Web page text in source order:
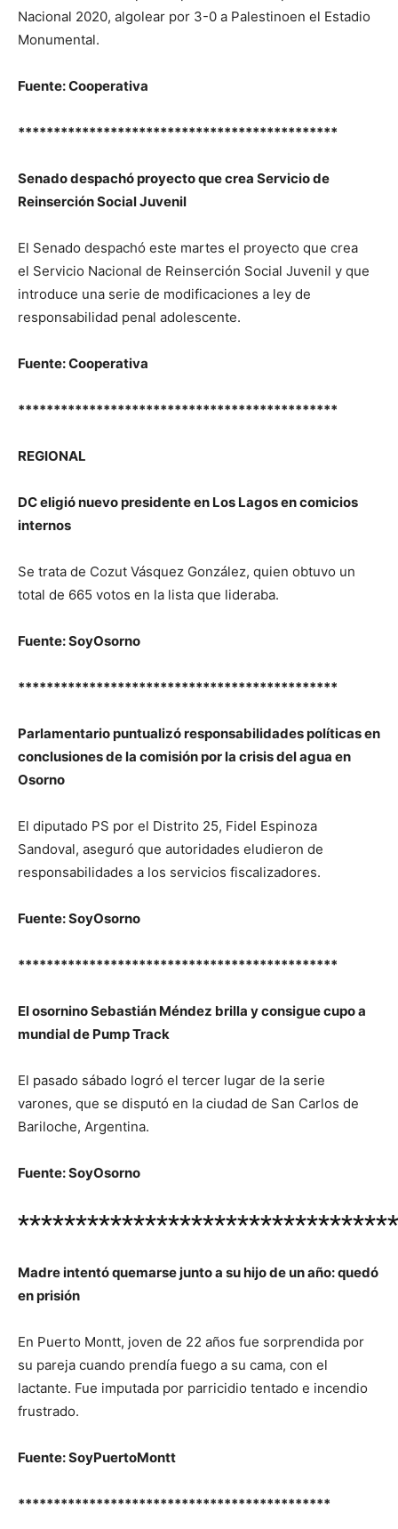
Nacional 2020, algolear por 3-0 a Palestinoen el Estadio
Monumental.
Fuente: Cooperativa
*********************************************
Senado despachó proyecto que crea Servicio de
Reinserción Social Juvenil
El Senado despachó este martes el proyecto que crea
el Servicio Nacional de Reinserción Social Juvenil y que
introduce una serie de modificaciones a ley de
responsabilidad penal adolescente.
Fuente: Cooperativa
*********************************************
REGIONAL
DC eligió nuevo presidente en Los Lagos en comicios
internos
Se trata de Cozut Vásquez González, quien obtuvo un
total de 665 votos en la lista que lideraba.
Fuente: SoyOsorno
*********************************************
Parlamentario puntualizó responsabilidades políticas en
conclusiones de la comisión por la crisis del agua en
Osorno
El diputado PS por el Distrito 25, Fidel Espinoza
Sandoval, aseguró que autoridades eludieron de
responsabilidades a los servicios fiscalizadores.
Fuente: SoyOsorno
*********************************************
El osornino Sebastián Méndez brilla y consigue cupo a
mundial de Pump Track
El pasado sábado logró el tercer lugar de la serie
varones, que se disputó en la ciudad de San Carlos de
Bariloche, Argentina.
Fuente: SoyOsorno
Madre intentó quemarse junto a su hijo de un año: quedó
en prisión
En Puerto Montt, joven de 22 años fue sorprendida por
su pareja cuando prendía fuego a su cama, con el
lactante. Fue imputada por parricidio tentado e incendio
frustrado.
Fuente: SoyPuertoMontt
********************************************